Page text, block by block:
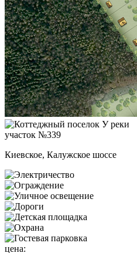
участок №339
Киевское, Калужское шоссе
цена: